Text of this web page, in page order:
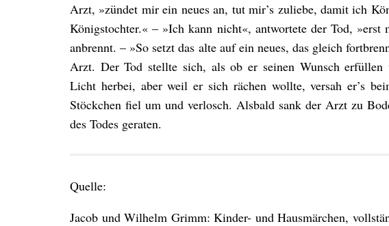
Arzt, »zündet mir ein neues an, tut mir’s zuliebe, damit ich
Königstochter.« – »Ich kann nicht«, antwortete der Tod, »erst
anbrennt. – »So setzt das alte auf ein neues, das gleich
Arzt. Der Tod stellte sich, als ob er seinen Wunsch
Licht herbei, aber weil er sich rächen wollte, versah er’s
Stöckchen fiel um und verlosch. Alsbald sank der Arzt zu
des Todes geraten.
Quelle:
Jacob und Wilhelm Grimm: Kinder- und Hausmärchen,